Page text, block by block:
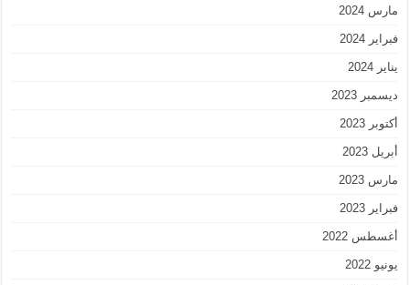
مارس 2024
فبراير 2024
يناير 2024
ديسمبر 2023
أكتوبر 2023
أبريل 2023
مارس 2023
فبراير 2023
أغسطس 2022
يونيو 2022